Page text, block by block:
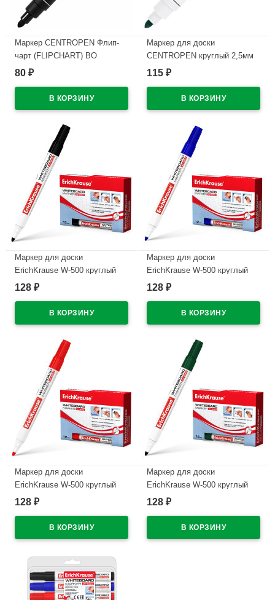
Маркер CENTROPEN Флип-
чарт (FLIPCHART) ВО
круглый 2,5мм черный
80 ₽
Маркер для доски
CENTROPEN круглый 2,5мм
зеленый арт.8559/1З
115 ₽
Маркер для доски
ErichKrause W-500 круглый
2,5мм черный арт.12845
128 ₽
Маркер для доски
ErichKrause W-500 круглый
2,5мм синий арт.12846 (Ст.12)
128 ₽
Маркер для доски
ErichKrause W-500 круглый
2,5мм красный арт.12847
128 ₽
Маркер для доски
ErichKrause W-500 круглый
2,5мм зеленый арт.12848
128 ₽